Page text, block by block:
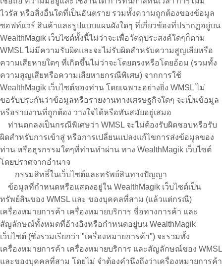
ไวรัส หรือสิ่งอื่นใดที่เป็นอันตราย รวมทั้งความถูกต้องของข้อมูล
ซอฟท์แวร์ สินค้าและรูปแบบแผนผังใดๆ ที่เกี่ยวข้องที่ปรากฏอยู่บน
WealthMagik เว็บไซต์ทั้งนี้ไม่ว่าจะเพื่อวัตถุประสงค์ใดๆก็ตาม
WMSL ไม่มีความรับผิดและจะไม่รับผิดสำหรับความสูญเสียหรือ
ความเสียหายใดๆ ที่เกิดขึ้นไม่ว่าจะโดยตรงหรือโดยอ้อม (รวมทั้ง
ความสูญเสียหรือความเสียหายกรณีพิเศษ) จากการใช้
WealthMagik เว็บไซต์ของท่าน โดยเฉพาะอย่างยิ่ง WMSL ไม่
ขอรับประกันว่าข้อมูลหรือรายงานทางเศรษฐกิจใดๆ จะเป็นข้อมูล
หรือรายงานที่ถูกต้อง วางใจได้หรือทันสมัยอยู่เสมอ
ท่านตกลงเป็นกรณีพิเศษว่า WMSL จะไม่ต้องรับผิดชอบหรือรับ
ผิดสำหรับการเข้าสู่ หรือการเปลี่ยนแปลงแก้ไขการส่งข้อมูลของ
ท่าน หรือธุรกรรมใดๆที่ท่านทำผ่าน ทาง WealthMagik เว็บไซต์
โดยปราศจากอำนาจ
กรรมสิทธิ์ในเว็บไซต์และทรัพย์สินทางปัญญา
ข้อมูลที่กำหนดหรือแสดงอยู่ใน WealthMagik เว็บไซต์เป็น
ทรัพย์สินของ WMSL และ ของบุคคลที่สาม (แล้วแต่กรณี)
เครื่องหมายการค้า เครื่องหมายบริการ ชื่อทางการค้า และ
สัญลักษณ์ทั้งหมดที่อ้างอิงหรือกำหนดอยู่บน WealthMagik
เว็บไซต์ (ซึ่งรวมเรียกว่า "เครื่องหมายการค้า") จะรวมทั้ง
เครื่องหมายการค้า เครื่องหมายบริการ และสัญลักษณ์ของ WMSL
และของบุคคลที่สาม โดยไม่ จำต้องคำนึงถึงว่าเครื่องหมายการค้า